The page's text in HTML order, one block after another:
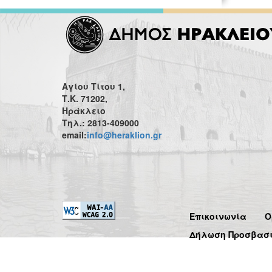
Αγίου Τίτου 1,
Τ.Κ. 71202,
Ηράκλειο
Τηλ.: 2813-409000
email:info@heraklion.gr
Επικοινωνία
Δήλωση